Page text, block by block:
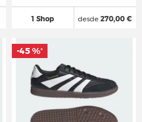
1 Shop desde 270,00 €
-45 %*
-45 %*